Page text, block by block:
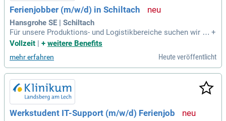
Ferienjobber (m/w/d) in Schiltach
Hansgrohe SE | Schiltach
Für unsere Produktions- und Logistikbereiche suchen wir en
gagierte Ferienjobber (m/w/d), die folgende Hauptaufgaben
dukten / Produkten / Baugruppen nach Stücklisten; Durchfü
hren von Routineprüfungen
+
Vollzeit | + weitere Benefits
mehr erfahren Heute veröffentlicht
Werkstudent IT-Support (m/w/d) Ferienjob